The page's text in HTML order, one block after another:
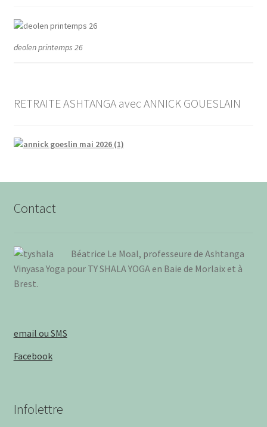
deolen printemps 26
RETRAITE ASHTANGA avec ANNICK GOUESLAIN
Contact
Béa­trice Le Moal, pro­fes­seure de Ash­tan­ga
Vinya­sa Yoga pour TY SHALA YOGA en Baie de Mor­laix et à
Brest.
email ou SMS
Facebook
Infolettre